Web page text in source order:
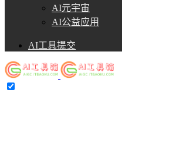
AI元宇宙
AI公益应用
AI工具提交